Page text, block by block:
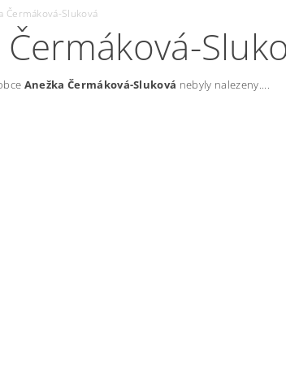
Čermáková-Sluková
Anežka Čermáková-Sluková nebyly nalezeny....